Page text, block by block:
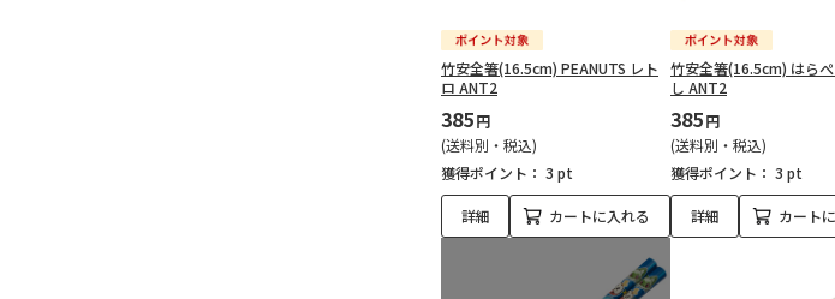
竹安全箸(16.5cm) PEANUTS レト
ロ ANT2
385円
(送料別・税込)
獲得ポイント： 3 pt
詳細 カートに入れる
竹安全箸(16.5cm) はら
し ANT2
385円
(送料別・税込)
獲得ポイント： 3 pt
詳細 カート